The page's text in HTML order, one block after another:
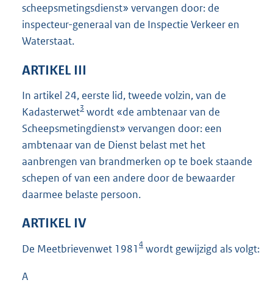
scheepsmetingsdienst» vervangen door: de
inspecteur-generaal van de Inspectie Verkeer en
Waterstaat.
ARTIKEL III
In artikel 24, eerste lid, tweede volzin, van de
Kadasterwet3 wordt «de ambtenaar van de
Scheepsmetingdienst» vervangen door: een
ambtenaar van de Dienst belast met het
aanbrengen van brandmerken op te boek staande
schepen of van een andere door de bewaarder
daarmee belaste persoon.
ARTIKEL IV
De Meetbrievenwet 1981 4 wordt gewijzigd als volgt:
A